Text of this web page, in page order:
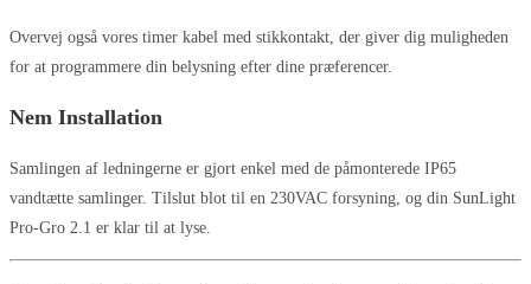
Overvej også vores timer kabel med stikkontakt, der giver dig muligheden
for at programmere din belysning efter dine præferencer.
Nem Installation
Samlingen af ledningerne er gjort enkel med de påmonterede IP65
vandtætte samlinger. Tilslut blot til en 230VAC forsyning, og din SunLight
Pro-Gro 2.1 er klar til at lyse.